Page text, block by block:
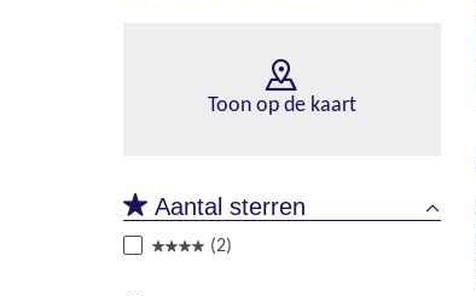
Toon op de kaart
Aantal sterren
(2)